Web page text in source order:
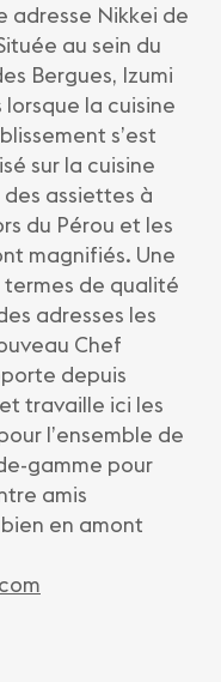
adresse Nikkei de
au sein du
Bergues, Izumi
la cuisine
s’est
sur la cuisine
assiettes à
du Pérou et les
magnifiés. Une
de qualité
adresses les
Chef
depuis
travaille ici les
l’ensemble de
gamme pour
amis
en amont